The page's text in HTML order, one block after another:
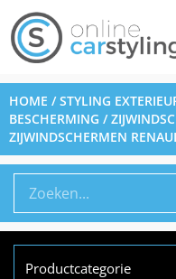
HOME /STYLING
BESCHERMING /
ZIJWINDSCHERMEN
Productcategorie